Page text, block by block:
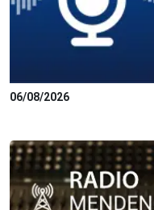
06/08/2026